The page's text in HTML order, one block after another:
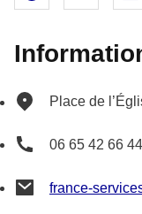
Place de
06 65 42 66 44
france-